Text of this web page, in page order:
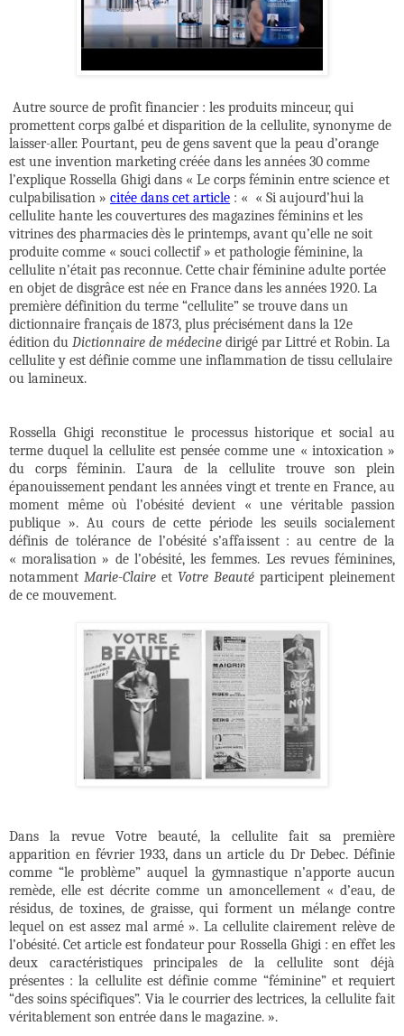
Autre source de profit financier : les produits minceur, qui
promettent corps galbé et disparition de la cellulite, synonyme de
laisser-aller. Pourtant, peu de gens savent que la peau d’orange
est une invention marketing créée dans les années 30 comme
l’explique Rossella Ghigi dans « Le corps féminin entre science et
culpabilisation » citée dans cet article : « « Si aujourd’hui la
cellulite hante les couvertures des magazines féminins et les
vitrines des pharmacies dès le printemps, avant qu’elle ne soit
produite comme « souci collectif » et pathologie féminine, la
cellulite n’était pas reconnue. Cette chair féminine adulte portée
en objet de disgrâce est née en France dans les années 1920. La
première définition du terme “cellulite” se trouve dans un
dictionnaire français de 1873, plus précisément dans la 12e
édition du Dictionnaire de médecine dirigé par Littré et Robin. La
cellulite y est définie comme une inflammation de tissu cellulaire
ou lamineux.
Rossella Ghigi reconstitue le processus historique et social au
terme duquel la cellulite est pensée comme une « intoxication »
du corps féminin. L’aura de la cellulite trouve son plein
épanouissement pendant les années vingt et trente en France, au
moment même où l’obésité devient « une véritable passion
publique ». Au cours de cette période les seuils socialement
définis de tolérance de l’obésité s’affaissent : au centre de la
« moralisation » de l’obésité, les femmes. Les revues féminines,
notamment Marie-Claire et Votre Beauté participent pleinement
de ce mouvement.
Dans la revue Votre beauté, la cellulite fait sa première
apparition en février 1933, dans un article du Dr Debec. Définie
comme “le problème” auquel la gymnastique n’apporte aucun
remède, elle est décrite comme un amoncellement « d’eau, de
résidus, de toxines, de graisse, qui forment un mélange contre
lequel on est assez mal armé ». La cellulite clairement relève de
l’obésité. Cet article est fondateur pour Rossella Ghigi : en effet les
deux caractéristiques principales de la cellulite sont déjà
présentes : la cellulite est définie comme “féminine” et requiert
“des soins spécifiques”. Via le courrier des lectrices, la cellulite fait
véritablement son entrée dans le magazine. ».